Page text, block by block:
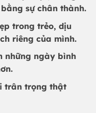
sự chân thành.
trong trẻo, dịu
riêng của mình.
những ngày bình
trân trọng thật